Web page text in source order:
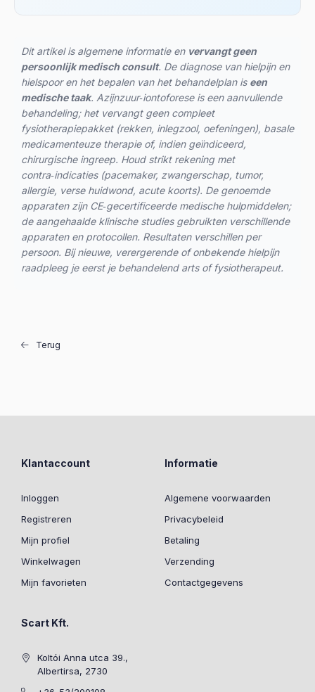
Dit artikel is algemene informatie en vervangt geen
persoonlijk medisch consult. De diagnose van hielpijn en
hielspoor en het bepalen van het behandelplan is een
medische taak. Azijnzuur‑iontoforese is een aanvullende
behandeling; het vervangt geen compleet
fysiotherapiepakket (rekken, inlegzool, oefeningen), basale
medicamenteuze therapie of, indien geïndiceerd,
chirurgische ingreep. Houd strikt rekening met
contra‑indicaties (pacemaker, zwangerschap, tumor,
allergie, verse huidwond, acute koorts). De genoemde
apparaten zijn CE‑gecertificeerde medische hulpmiddelen;
de aangehaalde klinische studies gebruikten verschillende
apparaten en protocollen. Resultaten verschillen per
persoon. Bij nieuwe, verergerende of onbekende hielpijn
raadpleeg je eerst je behandelend arts of fysiotherapeut.
Terug
Klantaccount
Inloggen
Registreren
Mijn profiel
Winkelwagen
Mijn favorieten
Informatie
Algemene voorwaarden
Privacybeleid
Betaling
Verzending
Contactgegevens
Scart Kft.
Koltói Anna utca 39.,
Albertirsa, 2730